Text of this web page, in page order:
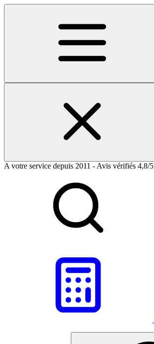
A votre service depuis 2011 - Avis vérifiés 4,8/5